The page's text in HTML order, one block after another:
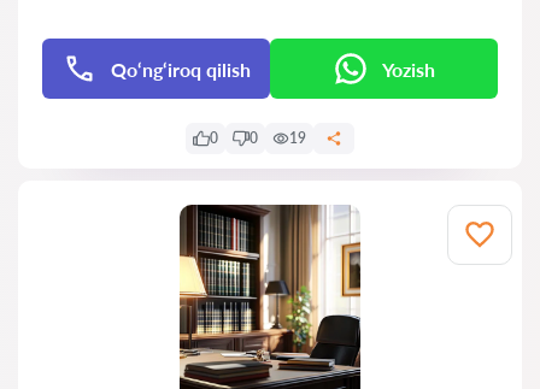
Qo‘ng‘iroq qilish Yozish
0 0 19